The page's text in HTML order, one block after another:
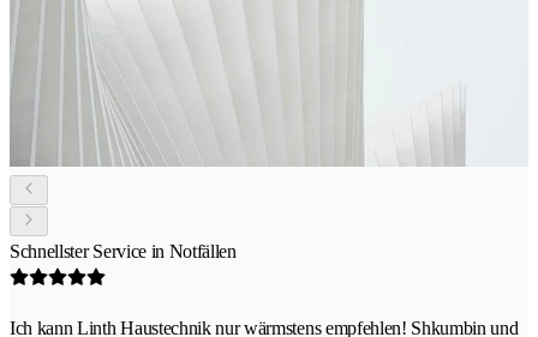
Schnellster Service in Notfällen
Ich kann Linth Haustechnik nur wärmstens empfehlen! Shkumbin und